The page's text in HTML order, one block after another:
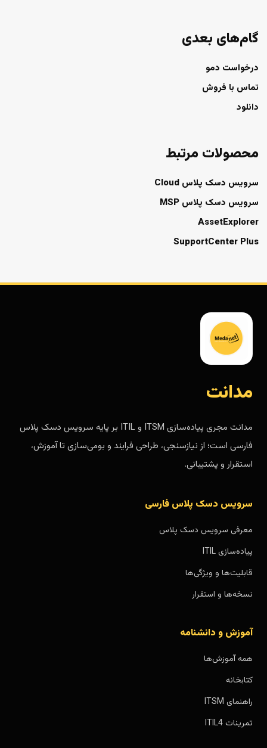
گام‌های بعدی
درخواست دمو
تماس با فروش
دانلود
محصولات مرتبط
سرویس دسک پلاس Cloud
سرویس دسک پلاس MSP
AssetExplorer
SupportCenter Plus
مدانت
مدانت مجری پیاده‌سازی ITSM و ITIL بر پایه سرویس دسک پلاس
فارسی است؛ از نیازسنجی، طراحی فرایند و بومی‌سازی تا آموزش،
استقرار و پشتیبانی.
سرویس دسک پلاس فارسی
معرفی سرویس دسک پلاس
پیاده‌سازی ITIL
قابلیت‌ها و ویژگی‌ها
نسخه‌ها و استقرار
آموزش و دانشنامه
همه آموزش‌ها
کتابخانه
راهنمای ITSM
تمرینات ITIL4